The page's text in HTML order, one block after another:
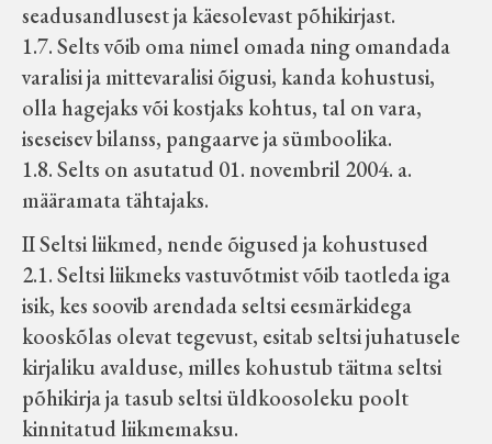
Koduleht on teoks saanud tänu Sillaotsa
Muuseumisõprade Seltsingu, Kohaliku
Omaalgatuse Programmi ja Märjamaa
Vallavalitsuse abile.
seadusandlusest ja käesolevast põhikirjast.
1.7. Selts võib oma nimel omada ning omandada
varalisi ja mittevaralisi õigusi, kanda kohustusi,
olla hagejaks või kostjaks kohtus, tal on vara,
iseseisev bilanss, pangaarve ja sümboolika.
1.8. Selts on asutatud 01. novembril 2004. a.
määramata tähtajaks.
II Seltsi liikmed, nende õigused ja kohustused
2.1. Seltsi liikmeks vastuvõtmist võib taotleda iga
isik, kes soovib arendada seltsi eesmärkidega
kooskõlas olevat tegevust, esitab seltsi juhatusele
kirjaliku avalduse, milles kohustub täitma seltsi
põhikirja ja tasub seltsi üldkoosoleku poolt
kinnitatud liikmemaksu.